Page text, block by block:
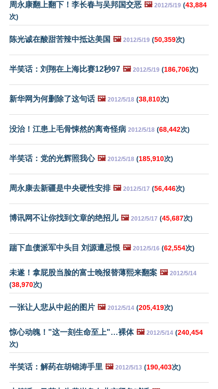
周永康翻上翻下！李长春与吴邦国交恶 🖼️ 2012/5/19 (43,884
次)
陈光诚在酸甜苦辣中抵达美国 🖼️ 2012/5/19 (50,359次)
半笑话：刘翔在上海比赛12秒97 🖼️ 2012/5/19 (186,706次)
新华网为何删除了这句话 🖼️ 2012/5/18 (38,810次)
没治！江患上毛骨悚然的离奇怪病 2012/5/18 (68,442次)
半笑话：党的光辉照我心 🖼️ 2012/5/18 (185,910次)
周永康去新疆是中央硬性安排 🖼️ 2012/5/17 (56,446次)
博讯网不让你找到文章的绝招儿 🖼️ 2012/5/17 (45,687次)
踹下血债派军中头目 刘源遭忌恨 🖼️ 2012/5/16 (62,554次)
未遂！拿屁股当脸的富士晚报替薄熙来翻案 🖼️ 2012/5/14
(38,970次)
一张让人悲从中起的图片 🖼️ 2012/5/14 (205,419次)
惊心动魄！"这一刻生命至上"…裸体 🖼️ 2012/5/14 (240,454
次)
半笑话：解药在胡锦涛手里 🖼️ 2012/5/13 (190,403次)